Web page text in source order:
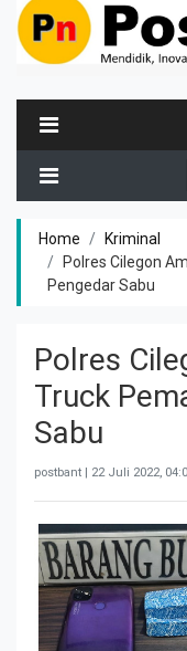
Home
Kriminal
Polres Cilegon
Pengedar Sabu
Polres
Truck
Sabu
postbant | 22 Juli 2022,